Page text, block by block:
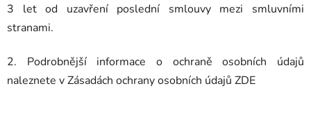
3 let od uzavření poslední smlouvy mezi smluvními
stranami.
2. Podrobnější informace o ochraně osobních údajů
naleznete v Zásadách ochrany osobních údajů ZDE